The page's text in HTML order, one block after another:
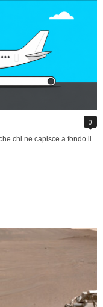
0
chi ne capisce a fondo il